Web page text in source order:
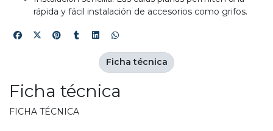
rápida y fácil instalación de accesorios como grifos.
Ficha técnica
FICHA TÉCNICA
Ficha técnica